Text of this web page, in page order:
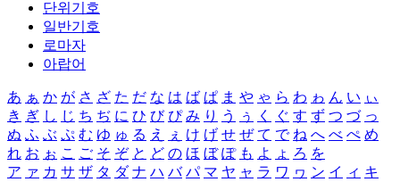
단위기호
일반기호
로마자
아랍어
あ ぁ か が さ ざ た だ な は ば ぱ ま や ゃ ら わ ゎ ん い ぃ
き ぎ し じ ち ぢ に ひ び ぴ み り う ぅ く ぐ す ず つ づ っ
ぬ ふ ぶ ぷ む ゆ ゅ る え ぇ け げ せ ぜ て で ね へ べ ぺ め
れ お ぉ こ ご そ ぞ と ど の ほ ぼ ぽ も よ ょ ろ を
ア ァ カ サ ザ タ ダ ナ ハ バ パ マ ヤ ャ ラ ワ ヮ ン イ ィ キ